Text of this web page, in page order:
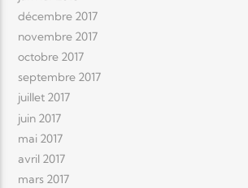
décembre 2017
novembre 2017
octobre 2017
septembre 2017
juillet 2017
juin 2017
mai 2017
avril 2017
mars 2017